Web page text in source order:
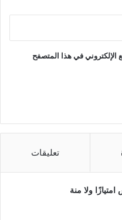
الإلكتروني في هذا المتصفح
تعليقات
ولا منة